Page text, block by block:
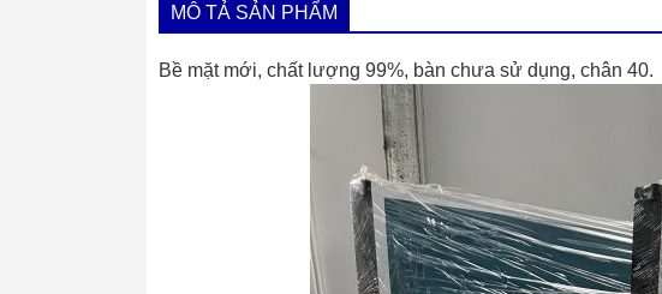
MÔ TẢ SẢN PHẨM
Bề mặt mới, chất lượng 99%, bàn chưa sử dụng, chân 40.